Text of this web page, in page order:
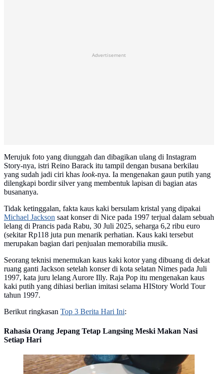
Advertisement
Merujuk foto yang diunggah dan dibagikan ulang di Instagram
Story-nya, istri Reino Barack itu tampil dengan busana berkilau
yang sudah jadi ciri khas look-nya. Ia mengenakan gaun putih yang
dilengkapi bordir silver yang membentuk lapisan di bagian atas
busananya.
Tidak ketinggalan, fakta kaus kaki bersulam kristal yang dipakai
Michael Jackson saat konser di Nice pada 1997 terjual dalam sebuah
lelang di Prancis pada Rabu, 30 Juli 2025, seharga 6,2 ribu euro
(sekitar Rp118 juta pun menarik perhatian. Kaus kaki tersebut
merupakan bagian dari penjualan memorabilia musik.
Seorang teknisi menemukan kaus kaki kotor yang dibuang di dekat
ruang ganti Jackson setelah konser di kota selatan Nimes pada Juli
1997, kata juru lelang Aurore Illy. Raja Pop itu mengenakan kaus
kaki putih yang dihiasi berlian imitasi selama HIStory World Tour
tahun 1997.
Berikut ringkasan Top 3 Berita Hari Ini:
Rahasia Orang Jepang Tetap Langsing Meski Makan Nasi
Setiap Hari
Ilustrasi nasi Jepang. (Dok.Unsplash/ note thanun)